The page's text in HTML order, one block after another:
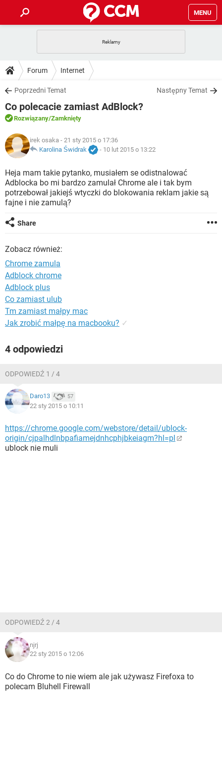
MENU
GRY
SPOTIFY
INSTAGRAM FACEBOOK
WINDOWS 10
PORADY
PlayStation
SPOTIFY
INSTAGRAM
WINDOWS 10
DO POBRANIA
ANDROID TIKTOK
GRY
IOS
INSTAGRAM
WINDOWS 10
FORUM
COVID-19
GRY WHATSAPP
INSTAGRAM FACEBOOK
WINDOWS 10
ARTYKUŁY
COVID-19
GRY WHATSAPP
SPOTIFY NETFLIX
INSTAGRAM
WINDOWS 10
Forum Internet
Poprzedni Temat Następny Temat
Co polecacie zamiast AdBlock?
Rozwiązany/Zamknięty
irek osaka - 21 sty 2015 o 17:36
Karolina Świdrak
- 10 lut 2015 o 13:22
Heja mam takie pytanko, musiałem se odistnalować
Adblocka bo mi bardzo zamulał Chrome ale i tak bym
potrzebował jakiejś wtyczki do blokowania reklam jakie są
fajne i nie zamulą?
Share
Zobacz również:
Chrome zamula
Adblock chrome
Adblock plus
Co zamiast ulub
Tm zamiast małpy mac
Jak zrobić małpę na macbooku? ✓
4 odpowiedzi
ODPOWIEDŹ 1 / 4
Daro13 57
22 sty 2015 o 10:11
https://chrome.google.com/webstore/detail/ublock-
origin/cjpalhdlnbpafiamejdnhcphjbkeiagm?hl=pl
ublock nie muli
ODPOWIEDŹ 2 / 4
njrj
22 sty 2015 o 12:06
Co do Chrome to nie wiem ale jak używasz Firefoxa to
polecam Bluhell Firewall